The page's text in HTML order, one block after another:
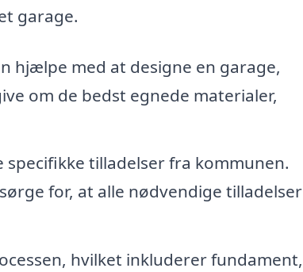
garage.
hjælpe med at designe en garage,
om de bedst egnede materialer,
tilladelser fra kommunen.
for, at alle nødvendige tilladelser
hvilket inkluderer fundament,